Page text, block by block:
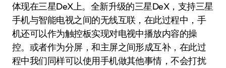
体现在三星DeX上。全新升级的三星DeX，支持三星
手机与智能电视之间的无线互联，在此过程中，手
机还可以作为触控板实现对电视中播放内容的操
控。或者作为分屏，和主屏之间形成互补，在此过
程中我们同样可以使用手机做其他事情，不会打扰